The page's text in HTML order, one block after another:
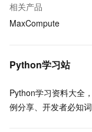
相关产品
MaxCompute
Python学习站
Python学习资料大全
例分享、开发者必知词